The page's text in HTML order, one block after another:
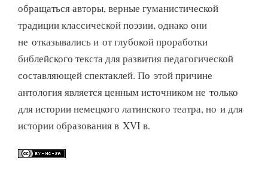
обращаться авторы, верные гуманистической
традиции классической поэзии, однако они
не отказывались и от глубокой проработки
библейского текста для развития педагогической
составляющей спектаклей. По этой причине
антология является ценным источником не только
для истории немецкого латинского театра, но и для
истории образования в XVI в.